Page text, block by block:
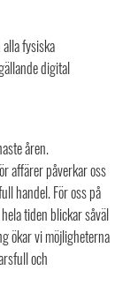
fysiska
digital
åren.
affärer påverkar oss
handel. För oss på
tiden blickar såväl
ökar vi möjligheterna
och